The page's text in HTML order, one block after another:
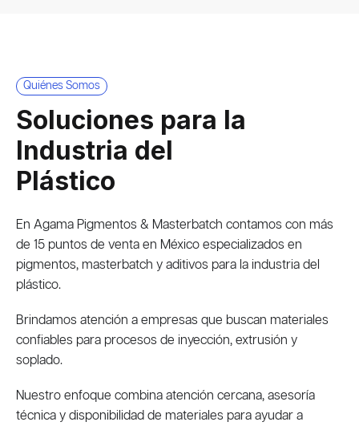
Quiénes Somos
Soluciones para la
Industria del
Plástico
En Agama Pigmentos & Masterbatch contamos con más
de 15 puntos de venta en México especializados en
pigmentos, masterbatch y aditivos para la industria del
plástico.
Brindamos atención a empresas que buscan materiales
confiables para procesos de inyección, extrusión y
soplado.
Nuestro enfoque combina atención cercana, asesoría
técnica y disponibilidad de materiales para ayudar a